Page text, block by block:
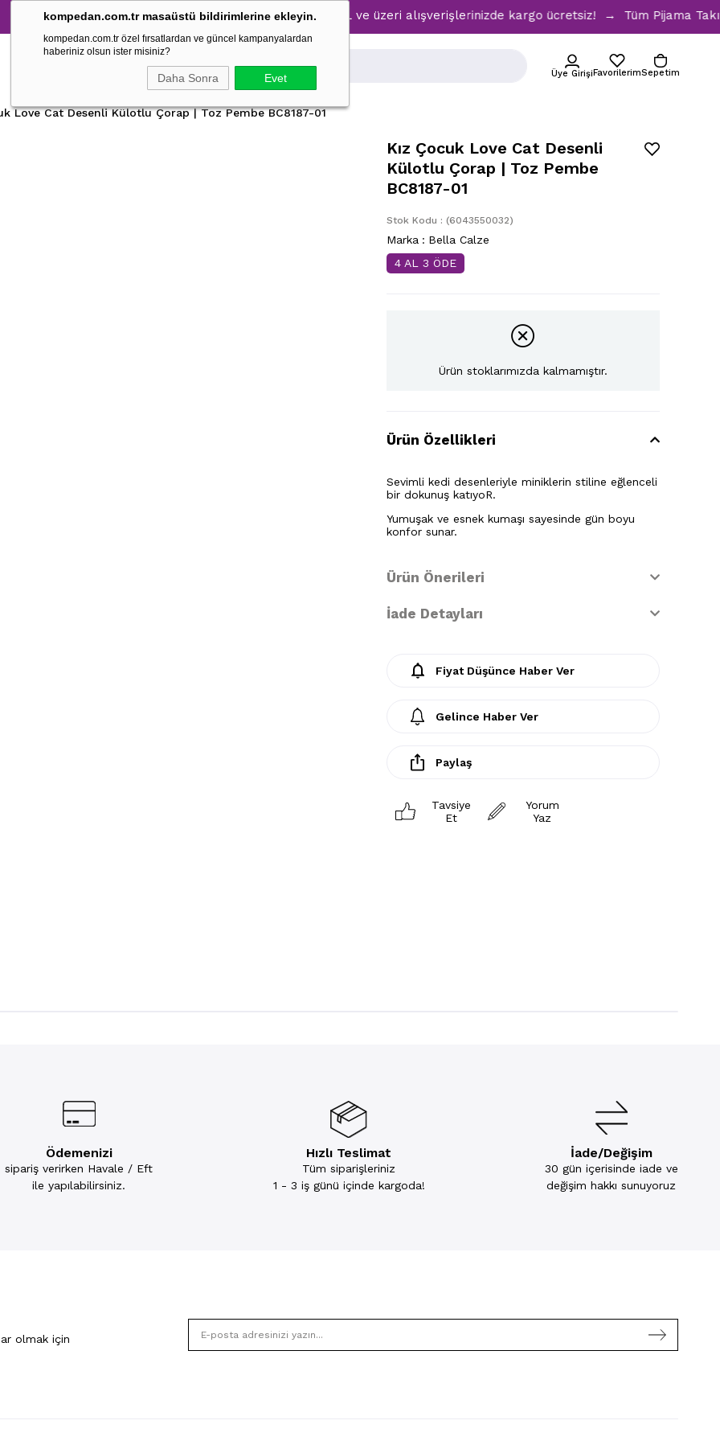
kompedan.com.tr masaüstü bildirimlerine ekleyin.
kompedan.com.tr özel fırsatlardan ve güncel kampanyalardan
haberiniz olsun ister misiniz?
Daha Sonra Evet
Tüm Pijama Takımlarında %30 İndirim → 1500 TL ve üzeri alışverişlerinizde kargo ücretsiz! → Tüm Pijama
Üye GirişiFavorilerimSepetim
Love Cat Desenli Külotlu Çorap | Toz Pembe BC8187-01
Kız Çocuk Love Cat Desenli
Külotlu Çorap | Toz Pembe
BC8187-01
Stok Kodu (6043550032)
Marka : Bella Calze
4 AL 3 ÖDE
Ürün stoklarımızda kalmamıştır.
Ürün Özellikleri
Sevimli kedi desenleriyle miniklerin stiline eğlenceli
bir dokunuş katıyoR.
Yumuşak ve esnek kumaşı sayesinde gün boyu
konfor sunar.
Ürün Önerileri
İade Detayları
Fiyat Düşünce Haber Ver
Gelince Haber Ver
Paylaş
Tavsiye
Et
Yorum
Yaz
Ödemenizi
sipariş verirken Havale / Eft
ile yapılabilirsiniz.
Hızlı Teslimat
Tüm siparişleriniz
1 - 3 iş günü içinde kargoda!
İade/Değişim
30 gün içerisinde iade ve
değişim hakkı sunuyoruz
olmak için